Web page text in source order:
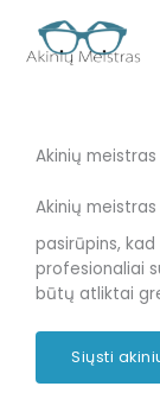
turinio
Akinių
Akinių meistras
pasirūpins,
profesionaliai
būtų atliktai
Siųsti